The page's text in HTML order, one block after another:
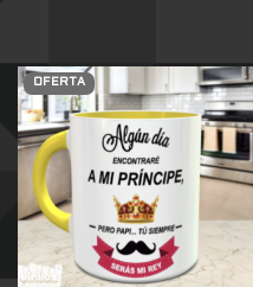
OFERTA